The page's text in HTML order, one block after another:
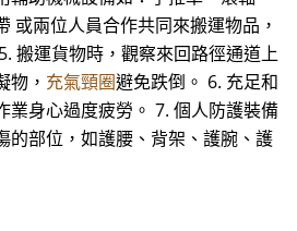
或兩位人員合作共同來搬運物品，
搬運貨物時，觀察來回路徑通道上
物， 充氣頸圈避免跌倒。 6. 充足和
業身心過度疲勞。 7. 個人防護裝備
的部位，如護腰、背架、護腕、護